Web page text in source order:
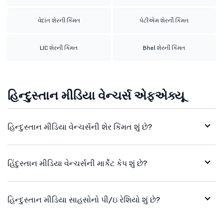
વેદાંત શેરની કિંમત પેટીએમ શેરની કિંમત
LIC શેરની કિંમત Bhel શેરની કિંમત
હિન્દુસ્તાન મીડિયા વેન્ચર્સ એફએક્યૂ
હિન્દુસ્તાન મીડિયા વેન્ચર્સની શેર કિંમત શું છે?
હિંદુસ્તાન મીડિયા વેન્ચર્સની માર્કેટ કેપ શું છે?
હિન્દુસ્તાન મીડિયા સાહસોનો પી/ઇ રેશિયો શું છે?